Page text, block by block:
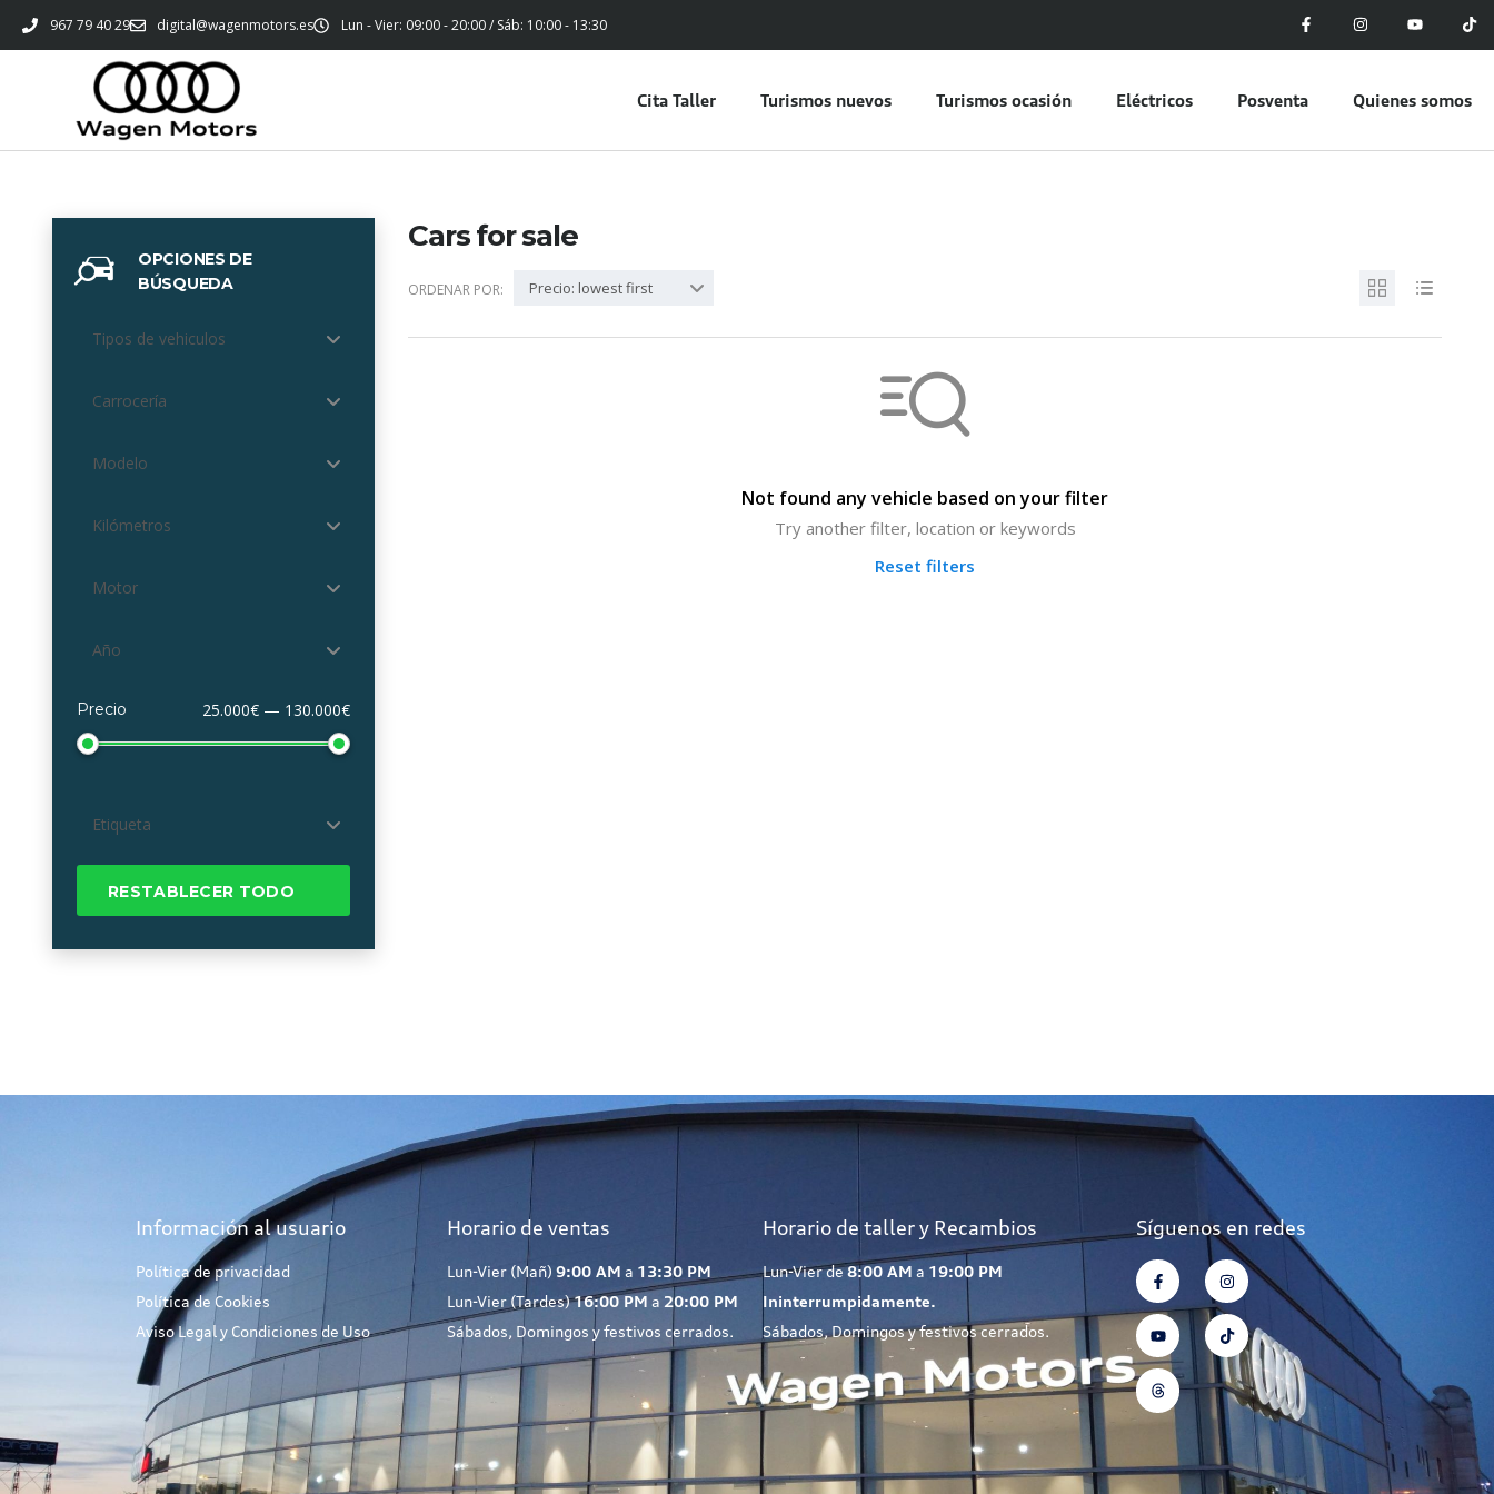
967 79 40 29 digital@wagenmotors.es Lun - Vier: 09:00 - 20:00 / Sáb: 10:00 - 13:30
Cita Taller Turismos nuevos Turismos ocasión Eléctricos Posventa Quienes somos
OPCIONES DE
BÚSQUEDA
Tipos de vehiculos
Carrocería
Modelo
Kilómetros
Motor
Año
Precio 25.000€ — 130.000€
Etiqueta
RESTABLECER TODO
Cars for sale
ORDENAR POR: Precio: lowest first
Not found any vehicle based on your filter
Try another filter, location or keywords
Reset filters
Información al usuario
Política de privacidad
Política de Cookies
Aviso Legal y Condiciones de Uso
Horario de ventas
Lun-Vier (Mañ) 9:00 AM a 13:30 PM
Lun-Vier (Tardes)16:00 PM a 20:00 PM
Sábados, Domingos y festivos cerrados.
Horario de taller y Recambios
Lun-Vier de8:00 AM a 19:00 PM
Ininterrumpidamente.
Sábados, Domingos y festivos cerrados.
Síguenos en redes